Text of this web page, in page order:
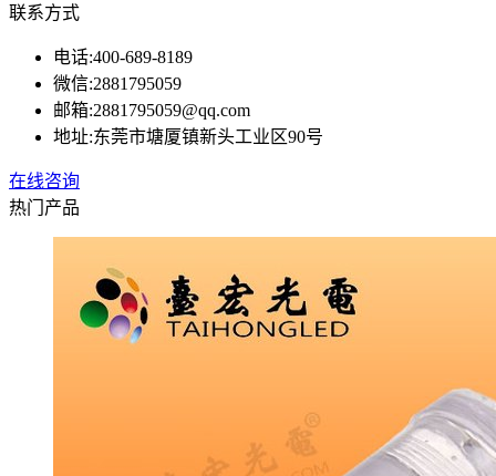
联系方式
电话:400-689-8189
微信:2881795059
邮箱:2881795059@qq.com
地址:东莞市塘厦镇新头工业区90号
在线咨询
热门产品